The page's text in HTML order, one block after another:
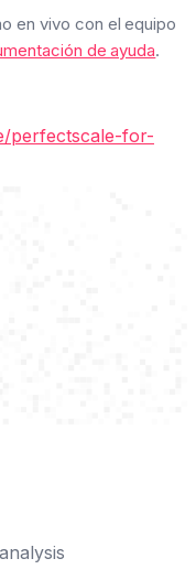
en vivo con el equipo
de ayuda.
perfectscale-for-